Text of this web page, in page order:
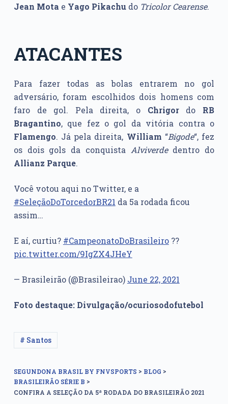
Jean Mota e Yago Pikachudo Tricolor Cearense.
ATACANTES
Para fazer todas as bolas entrarem no gol
adversário, foram escolhidos dois homens com
faro de gol. Pela direita, o Chrigordo RB
Bragantino, que fez o gol da vitória contra o
Flamengo. Já pela direita, William “Bigode“, fez
os dois gols da conquista Alviverdedentro do
Allianz Parque.
Você votou aqui no Twitter, e a
#SeleçãoDoTorcedorBR21 da 5a rodada ficou
assim…
E aí, curtiu? #CampeonatoDoBrasileiro??
pic.twitter.com/9IgZX4JHeY
— Brasileirão (@Brasileirao) June 22, 2021
Foto destaque: Divulgação/ocuriosodofutebol
# Santos
SEGUNDONA BRASIL BY FNVSPORTS > BLOG >
BRASILEIRÃO SÉRIE B >
CONFIRA A SELEÇÃO DA 5ª RODADA DO BRASILEIRÃO 2021